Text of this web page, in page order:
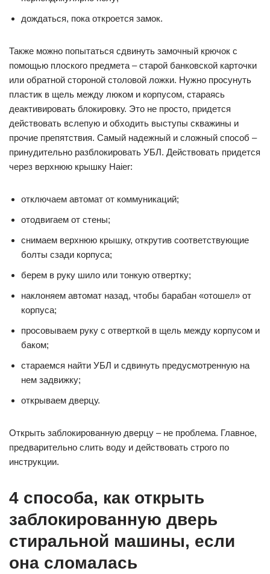
дождаться, пока откроется замок.
Также можно попытаться сдвинуть замочный крючок с
помощью плоского предмета – старой банковской карточки
или обратной стороной столовой ложки. Нужно просунуть
пластик в щель между люком и корпусом, стараясь
деактивировать блокировку. Это не просто, придется
действовать вслепую и обходить выступы скважины и
прочие препятствия. Самый надежный и сложный способ –
принудительно разблокировать УБЛ. Действовать придется
через верхнюю крышку Haier:
отключаем автомат от коммуникаций;
отодвигаем от стены;
снимаем верхнюю крышку, открутив соответствующие
болты сзади корпуса;
берем в руку шило или тонкую отвертку;
наклоняем автомат назад, чтобы барабан «отошел» от
корпуса;
просовываем руку с отверткой в щель между корпусом и
баком;
стараемся найти УБЛ и сдвинуть предусмотренную на
нем задвижку;
открываем дверцу.
Открыть заблокированную дверцу – не проблема. Главное,
предварительно слить воду и действовать строго по
инструкции.
4 способа, как открыть
заблокированную дверь
стиральной машины, если
она сломалась